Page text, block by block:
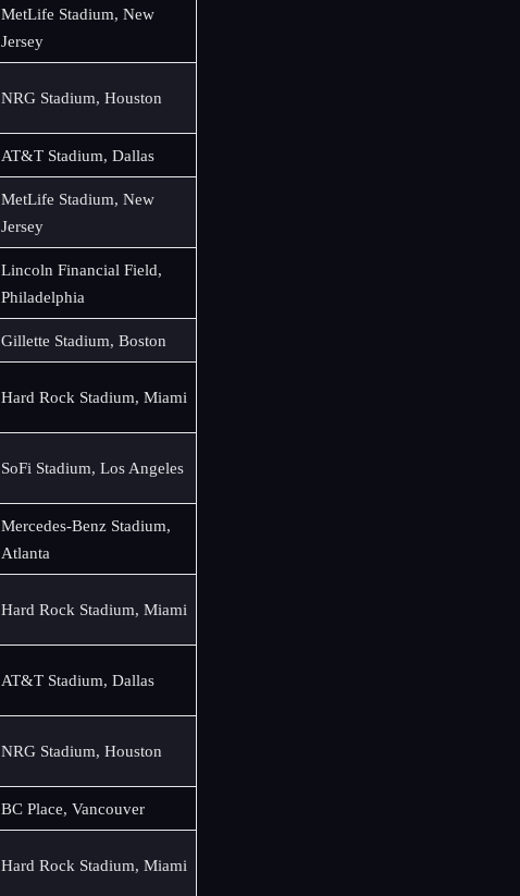
MetLife Stadium, New
Jersey
NRG Stadium, Houston
AT&T Stadium, Dallas
MetLife Stadium, New
Jersey
Lincoln Financial Field,
Philadelphia
Gillette Stadium, Boston
Hard Rock Stadium, Miami
SoFi Stadium, Los Angeles
Mercedes-Benz Stadium,
Atlanta
Hard Rock Stadium, Miami
AT&T Stadium, Dallas
NRG Stadium, Houston
BC Place, Vancouver
Hard Rock Stadium, Miami